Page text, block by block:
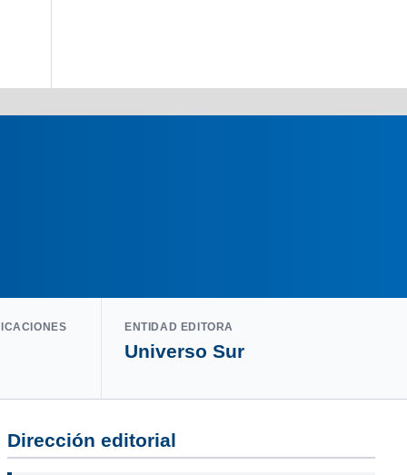
ENTIDAD EDITORA
Universo Sur
Dirección editorial